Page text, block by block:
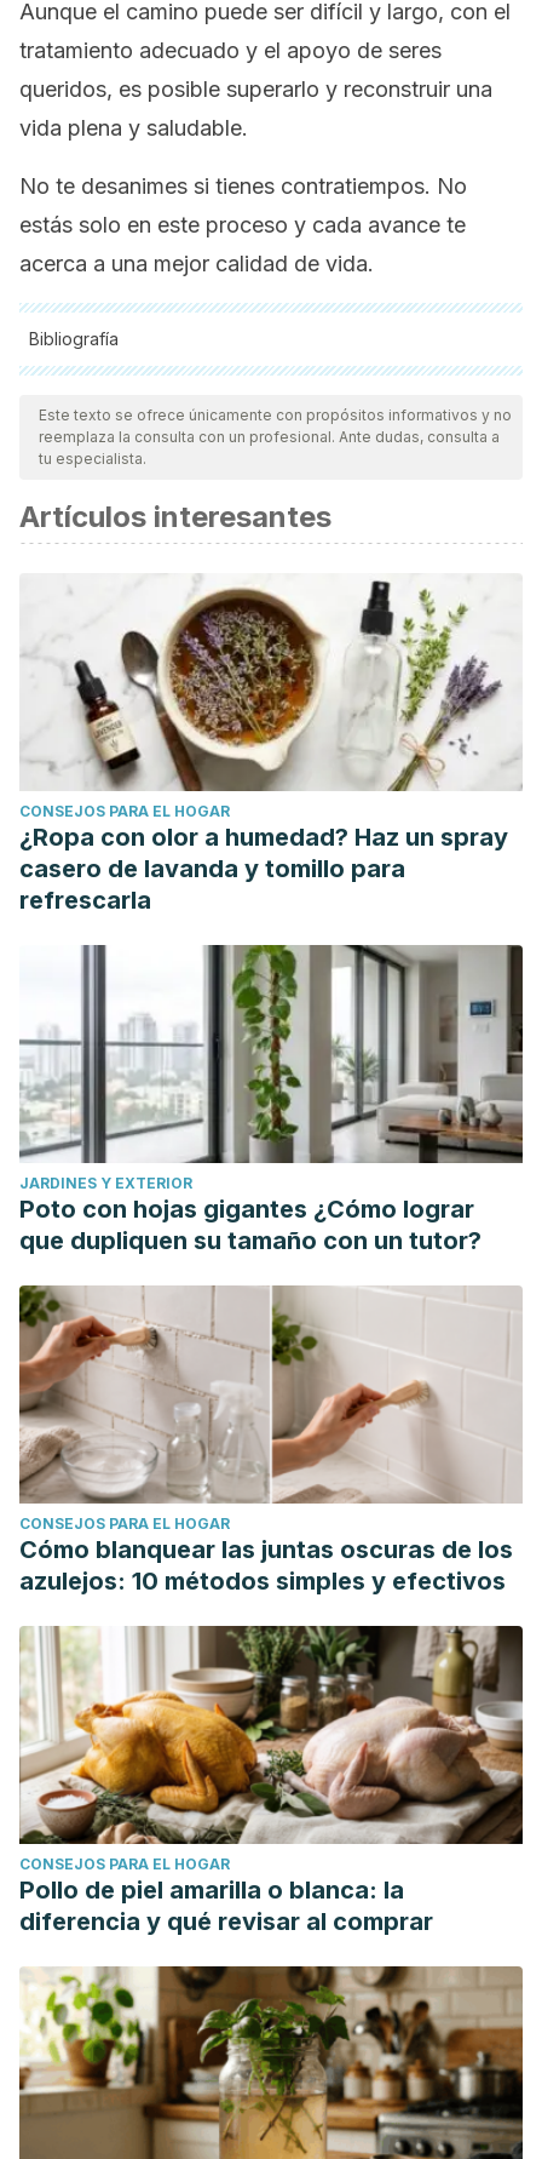
Aunque el camino puede ser difícil y largo, con el
tratamiento adecuado y el apoyo de seres
queridos, es posible superarlo y reconstruir una
vida plena y saludable.
No te desanimes si tienes contratiempos. No
estás solo en este proceso y cada avance te
acerca a una mejor calidad de vida.
Bibliografía
Todas las fuentes citadas fueron revisadas a profundidad por
nuestro equipo, para asegurar su calidad, confiabilidad,
vigencia y validez.La bibliografía de este artículo fue
científica.
Gorwood, P., Le Strat, Y., & Ramoz, N. (2017). Genetics of
addictive behavior: the example of nicotine
Dialogues in clinical neuroscience, 19(3),
https://www.tandfonline.com/doi/abs/10.31887/
Grant, J. E., & Chamberlain, S. R. (2016). Expanding the
definition of addiction: DSM-5 vs. ICD-11.CNS
spectrums,21(4), 300-303.
https://pubmed.ncbi.nlm.nih.gov/27151528/
LeTendre, M. L., & Reed, M. B. (2017). The effect of
adverse childhood experience on clinical diagnosis of a
Substance use & misuse,52(6), 689-
https://www.tandfonline.com/doi/abs/10.1080/
MacNicol, B. (2017). The biology of addiction.
Canadian
Journal of Anesthesia/Journal canadien
d'anesthésie,64(2), 141-148.
https://link.springer.com/article/10.1007/s12630-016-0771-2
Marel, C., Sunderland, M., Mills, K. L., Slade, T., Teesson,
M., & Chapman, C. (2019). Conditional probabilities of
Progression from first use to use disorder on alcohol,
cannabis, stimulants, sedatives and opioids.
alcohol dependence
194 , 136-142.
https://www.sciencedirect.com/science/article/pii/
Organización Mundial de la Salud (OMS). (2019). Addiction.
https://applications.emro.who.int/docs/
Organización Mundial de la Salud (OMS). (s.f.). Addictive
behaviour. Consultado el 16 de agosto de 2024.
https://www.who.int/health-topics/addictive-
behaviour#tab=tab_1
Yau, Y. H., & Potenza, M. N. (2015). Gambling disorder and
other behavioral addictions: recognition and
treatment.Harvard review of psychiatry,23(2), 134-146.
https://journals.lww.com/hrpjournal/fulltext/2015/03000/
Zou, Z., Wang, H., d’Oleire Uquillas, F., Wang, X., Ding, J., &
Chen, H. (2017). Definition of substance and non-
substance addiction.Substance and non-substance
addiction, 21-41.
https://link.springer.com/chapter/10.1007/978-981-10-5562-
Este texto se ofrece únicamente con propósitos informativos y no
reemplaza la consulta con un profesional. Ante dudas, consulta a
tu especialista.
Artículos interesantes
CONSEJOS PARA EL HOGAR
¿Ropa con olor a humedad? Haz un spray
casero de lavanda y tomillo para
refrescarla
JARDINES Y EXTERIOR
Poto con hojas gigantes ¿Cómo lograr
que dupliquen su tamaño con un tutor?
CONSEJOS PARA EL HOGAR
Cómo blanquear las juntas oscuras de los
azulejos: 10 métodos simples y efectivos
CONSEJOS PARA EL HOGAR
Pollo de piel amarilla o blanca: la
diferencia y qué revisar al comprar